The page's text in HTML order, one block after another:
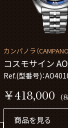
カンパノラ（
コスモサイン
Ref.(型番号)：
￥418,000 (
商品を見る